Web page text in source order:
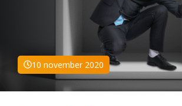
10 november 2020